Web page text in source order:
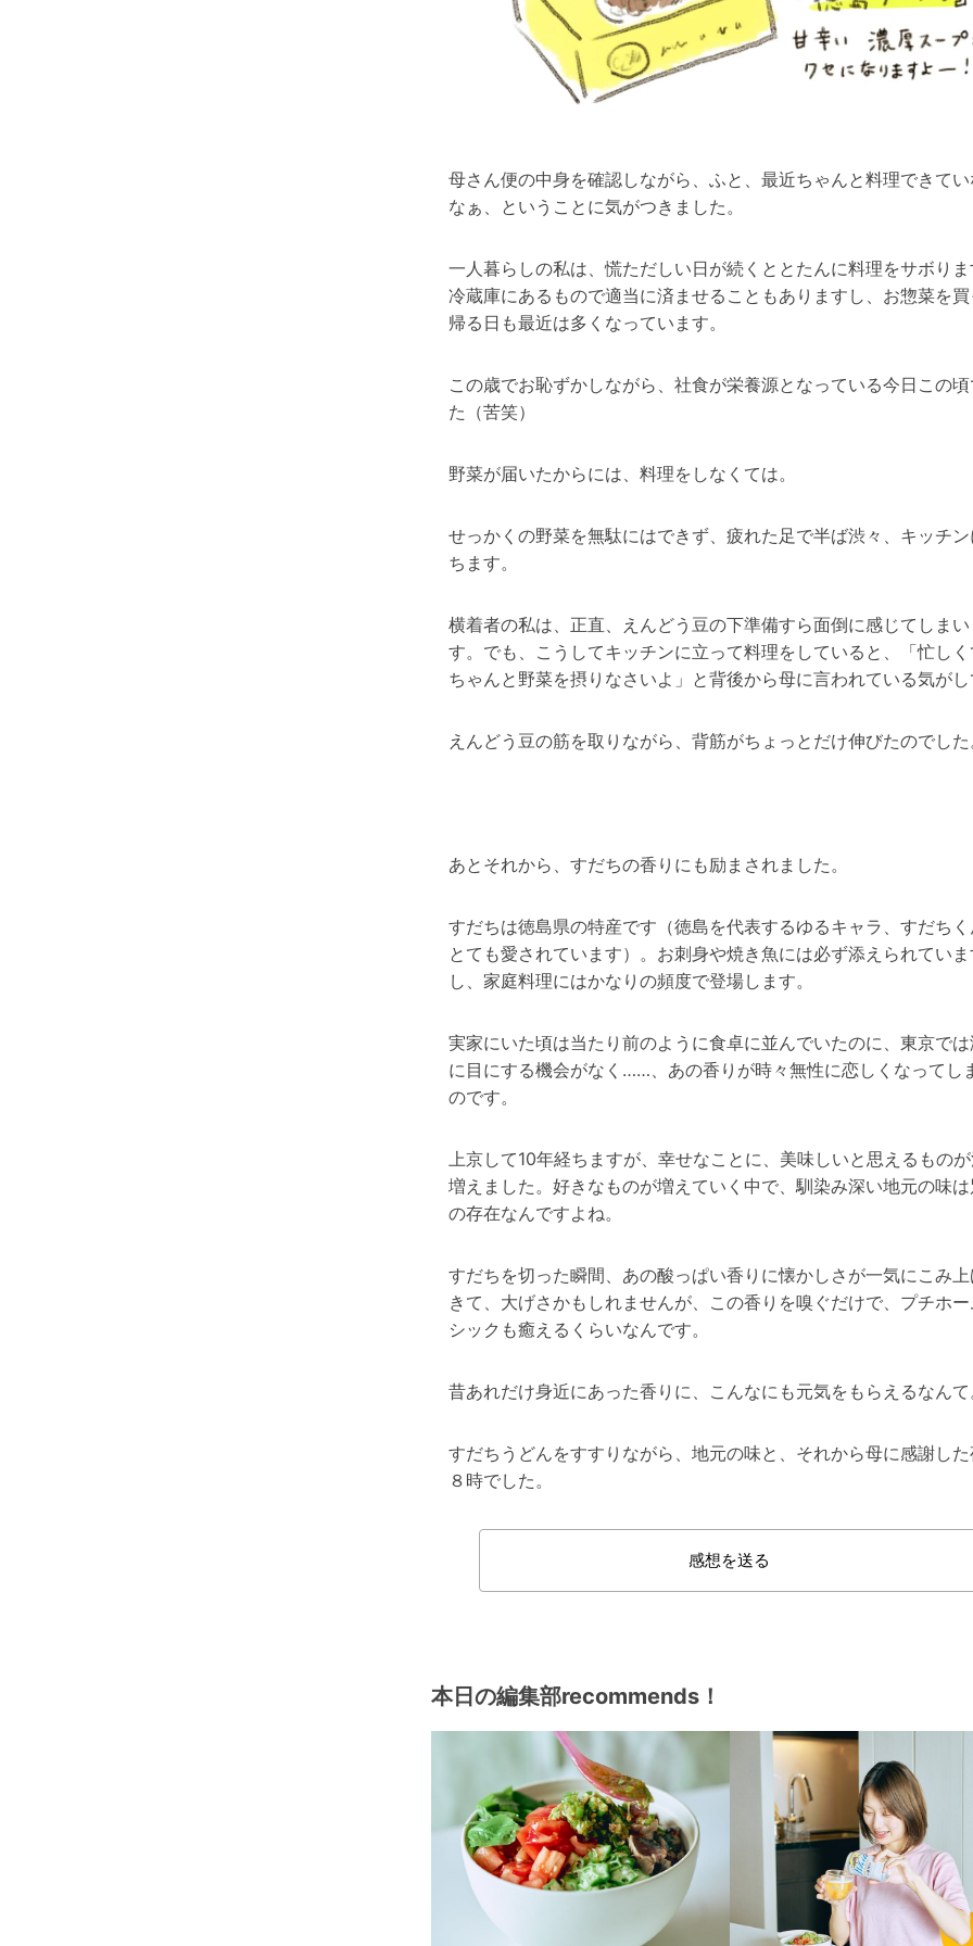
母さん便の中身を確認しながら、ふと、最近ちゃんと料理できてい
なぁ、ということに気がつきました。
一人暮らしの私は、慌ただしい日が続くととたんに料理をサボりま
冷蔵庫にあるもので適当に済ませることもありますし、お惣菜を買
帰る日も最近は多くなっています。
この歳でお恥ずかしながら、社食が栄養源となっている今日この頃
た（苦笑）
野菜が届いたからには、料理をしなくては。
せっかくの野菜を無駄にはできず、疲れた足で半ば渋々、キッチン
ちます。
横着者の私は、正直、えんどう豆の下準備すら面倒に感じてしまい
す。でも、こうしてキッチンに立って料理をしていると、「忙しく
ちゃんと野菜を摂りなさいよ」と背後から母に言われている気がし
えんどう豆の筋を取りながら、背筋がちょっとだけ伸びたのでした
あとそれから、すだちの香りにも励まされました。
すだちは徳島県の特産です（徳島を代表するゆるキャラ、すだちく
とても愛されています）。お刺身や焼き魚には必ず添えられていま
し、家庭料理にはかなりの頻度で登場します。
実家にいた頃は当たり前のように食卓に並んでいたのに、東京では
に目にする機会がなく……、あの香りが時々無性に恋しくなってし
のです。
上京して10年経ちますが、幸せなことに、美味しいと思えるもの
増えました。好きなものが増えていく中で、馴染み深い地元の味は
の存在なんですよね。
すだちを切った瞬間、あの酸っぱい香りに懐かしさが一気にこみ上
きて、大げさかもしれませんが、この香りを嗅ぐだけで、プチホー
シックも癒えるくらいなんです。
昔あれだけ身近にあった香りに、こんなにも元気をもらえるなんて
すだちうどんをすすりながら、地元の味と、それから母に感謝し
８時でした。
感想を送る
本日の編集部recommends！